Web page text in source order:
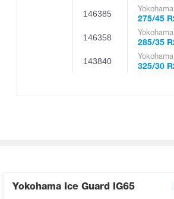
146385
275/45
146358
285/35
143840
325/30
Yokohama Ice Guard IG65